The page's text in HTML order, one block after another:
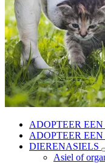
ADOPTEER
ADOPTEER
DIERENASIELS
Asiel of